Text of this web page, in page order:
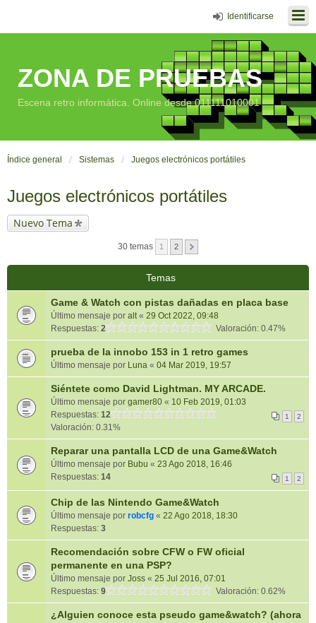
Identificarse
ZONA DE PRUEBAS
Escena retro informática. Online desde 011111010001
Índice general Sistemas Juegos electrónicos portátiles
Juegos electrónicos portátiles
Nuevo Tema
30 temas 1 2
Temas
Game & Watch con pistas dañadas en placa base
Último mensaje por alt« 29 Oct 2022, 09:48
Respuestas: 2 Valoración: 0.47%
prueba de la innobo 153 in 1 retro games
Último mensaje por Luna « 04 Mar 2019, 19:57
Siéntete como David Lightman. MY ARCADE.
Último mensaje por gamer80 « 10 Feb 2019, 01:03
Respuestas: 12 1 2
Valoración: 0.31%
Reparar una pantalla LCD de una Game&Watch
Último mensaje por Bubu « 23 Ago 2018, 16:46
Respuestas: 14 1 2
Chip de las Nintendo Game&Watch
Último mensaje por robcfg « 22 Ago 2018, 18:30
Respuestas: 3
Recomendación sobre CFW o FW oficial
permanente en una PSP?
Último mensaje por Joss « 25 Jul 2016, 07:01
Respuestas: 9 Valoración: 0.62%
¿Alguien conoce esta pseudo game&watch? (ahora